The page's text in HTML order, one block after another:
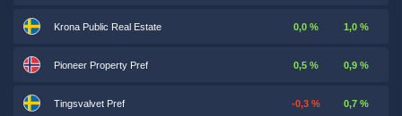
Krona Public Real Estate 0,0 % 1,0 %
Pioneer Property Pref 0,5 % 0,9 %
Tingsvalvet Pref -0,3 % 0,7 %